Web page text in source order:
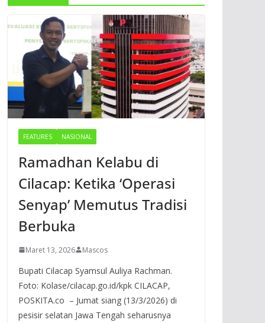
FEATURES NASIONAL
Ramadhan Kelabu di
Cilacap: Ketika ‘Operasi
Senyap’ Memutus Tradisi
Berbuka
Maret 13, 2026 Mascos
Bupati Cilacap Syamsul Auliya Rachman.
Foto: Kolase/cilacap.go.id/kpk CILACAP,
POSKITA.co – Jumat siang (13/3/2026) di
pesisir selatan Jawa Tengah seharusnya